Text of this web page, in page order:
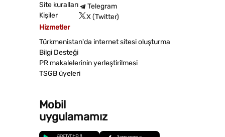
Site kuralları
Kişiler
Telegram
X (Twitter)
Hizmetler
Türkmenistan'da internet sitesi oluşturma
Bilgi Desteği
PR makalelerinin yerleştirilmesi
TSGB üyeleri
Mobil
uygulamamız